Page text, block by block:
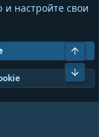
Память 11.01MB
настройте свои